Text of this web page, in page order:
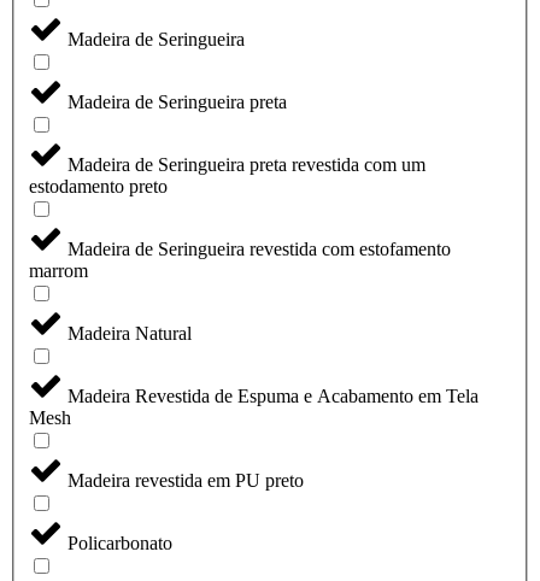
Madeira de Seringueira
Madeira de Seringueira preta
Madeira de Seringueira preta revestida com um
estodamento preto
Madeira de Seringueira revestida com estofamento
marrom
Madeira Natural
Madeira Revestida de Espuma e Acabamento em Tela
Mesh
Madeira revestida em PU preto
Policarbonato